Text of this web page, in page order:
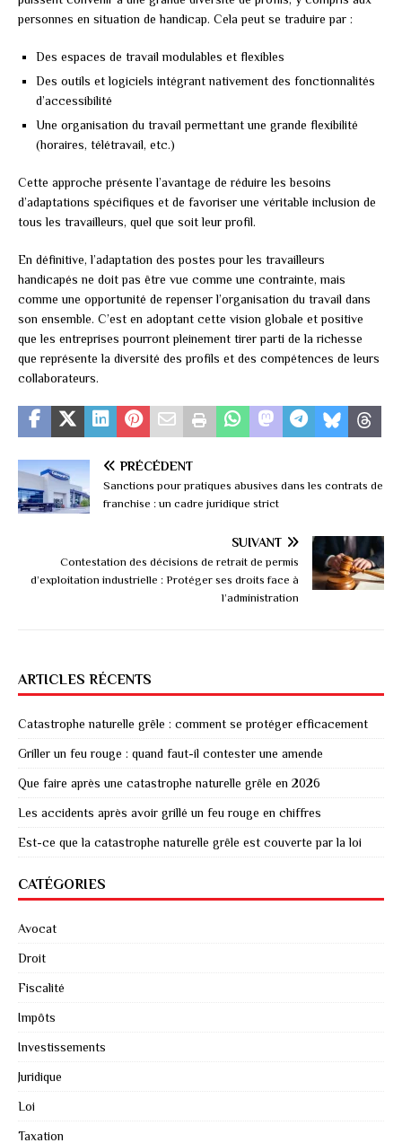
personnes en situation de handicap. Cela peut se traduire par :
Des espaces de travail modulables et flexibles
Des outils et logiciels intégrant nativement des fonctionnalités
d’accessibilité
Une organisation du travail permettant une grande flexibilité
(horaires, télétravail, etc.)
Cette approche présente l’avantage de réduire les besoins
d’adaptations spécifiques et de favoriser une véritable inclusion de
tous les travailleurs, quel que soit leur profil.
En définitive, l’adaptation des postes pour les travailleurs
handicapés ne doit pas être vue comme une contrainte, mais
comme une opportunité de repenser l’organisation du travail dans
son ensemble. C’est en adoptant cette vision globale et positive
que les entreprises pourront pleinement tirer parti de la richesse
que représente la diversité des profils et des compétences de leurs
collaborateurs.
PRÉCÉDENT
Sanctions pour pratiques abusives dans les contrats de
franchise : un cadre juridique strict
SUIVANT
Contestation des décisions de retrait de permis
d’exploitation industrielle : Protéger ses droits face à
l’administration
ARTICLES RÉCENTS
Catastrophe naturelle grêle : comment se protéger efficacement
Griller un feu rouge : quand faut-il contester une amende
Que faire après une catastrophe naturelle grêle en 2026
Les accidents après avoir grillé un feu rouge en chiffres
Est-ce que la catastrophe naturelle grêle est couverte par la loi
CATÉGORIES
Avocat
Droit
Fiscalité
Impôts
Investissements
Juridique
Loi
Taxation